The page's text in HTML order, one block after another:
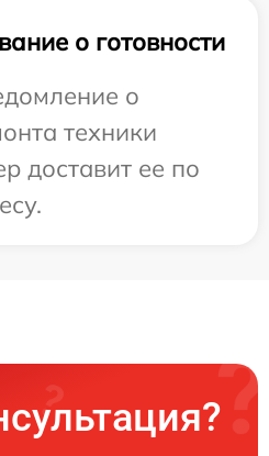
о готовности
о
техники
доставит ее по